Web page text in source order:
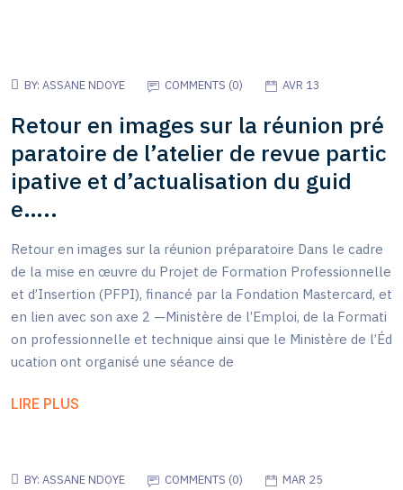
BY: ASSANE NDOYE COMMENTS (0) AVR 13
Retour en images sur la réunion pré
paratoire de l’atelier de revue partic
ipative et d’actualisation du guid
e…..
Retour en images sur la réunion préparatoire Dans le cadre
de la mise en œuvre du Projet de Formation Professionnelle
et d’Insertion (PFPI), financé par la Fondation Mastercard, et
en lien avec son axe 2 —Ministère de l’Emploi, de la Formati
on professionnelle et technique ainsi que le Ministère de l’Éd
ucation ont organisé une séance de
LIRE PLUS
BY: ASSANE NDOYE COMMENTS (0) MAR 25